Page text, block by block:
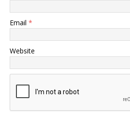
Email *
Website